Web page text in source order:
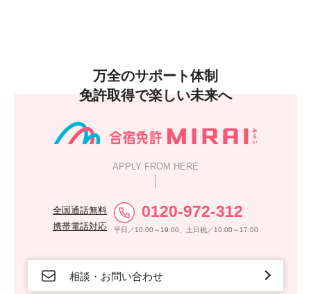
万全のサポート体制
免許取得で楽しい未来へ
APPLY FROM HERE
全国通話無料
携帯電話対応
0120-972-312
平日／10:00～19:00、土日祝／10:00～17:00
相談・お問い合わせ